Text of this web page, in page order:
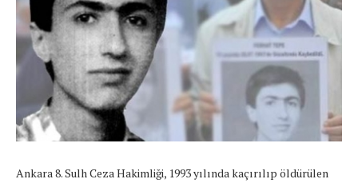
Ankara 8. Sulh Ceza Hakimliği, 1993 yılında kaçırılıp öldürülen